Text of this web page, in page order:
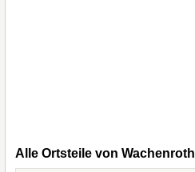
Alle Ortsteile von Wachenroth